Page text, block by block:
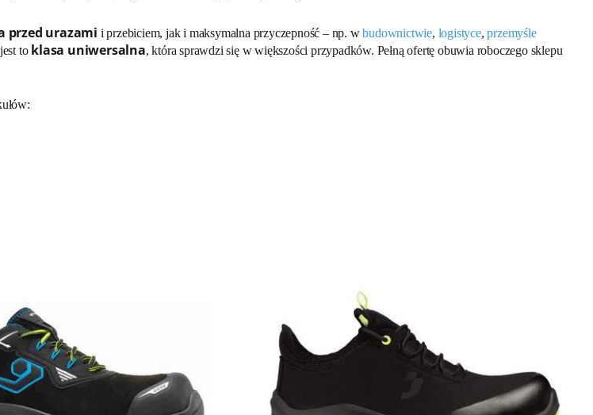
przed urazami i przebiciem, jak i maksymalna przyczepność – np. wbudownictwie, logistyce,przemyśle
to klasa uniwersalna, która sprawdzi się w większości przypadków. Pełną ofertę obuwia roboczego sklepu